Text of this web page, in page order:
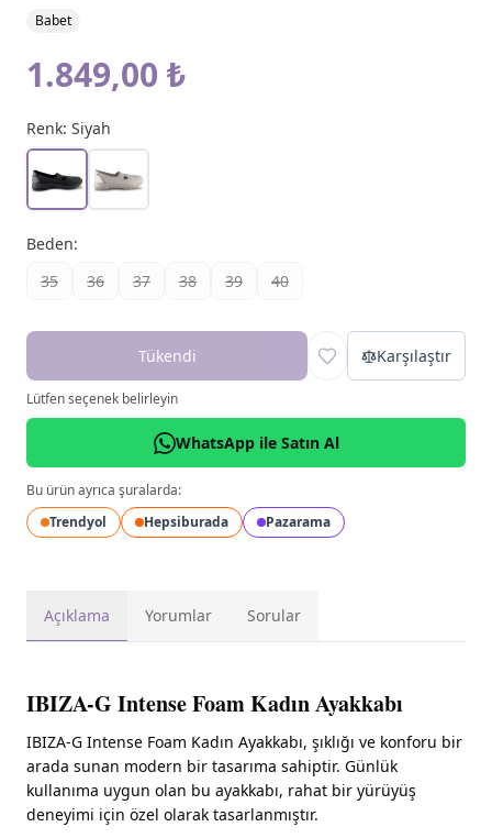
Babet
1.849,00 ₺
Renk: Siyah
Beden:
35
36 37 38 39 40
Tükendi Karşılaştır
Lütfen seçenek belirleyin
WhatsApp ile Satın Al
Bu ürün ayrıca şuralarda:
Trendyol
Hepsiburada Pazarama
Açıklama Yorumlar Sorular
IBIZA-G Intense Foam Kadın Ayakkabı
IBIZA-G Intense Foam Kadın Ayakkabı, şıklığı ve konforu bir
arada sunan modern bir tasarıma sahiptir. Günlük
kullanıma uygun olan bu ayakkabı, rahat bir yürüyüş
deneyimi için özel olarak tasarlanmıştır.